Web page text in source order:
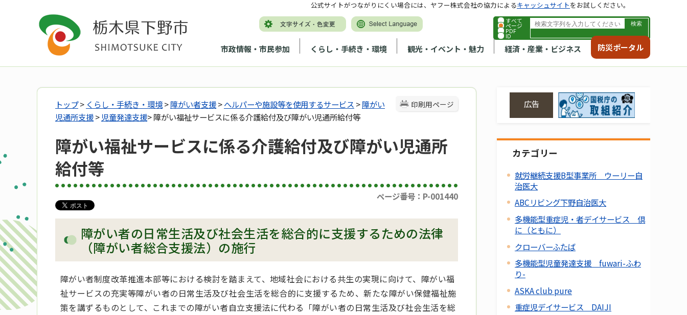
すべて
ページ
PDF
ID
市政情報・市民参加 くらし・手続き・環境 観光・イベント・魅力 経済・産業・ビジネス 防災ポータル
公式サイトがつながりにくい場合には、ヤフー株式会社の協力によるキャッシュサイトをお試しください。
印刷用ページ
トップ> くらし・手続き・環境>障がい者支援>へルパーや施設等を使用するサービス >障がい
児通所支援> 児童発達支援> 障がい福祉サービスに係る介護給付及び障がい児通所給付等
障がい福祉サービスに係る介護給付及び障がい児通所
給付等
ページ番号：P-001440
障がい者の日常生活及び社会生活を総合的に支援するための法律
（障がい者総合支援法）の施行
障がい者制度改革推進本部等における検討を踏まえて、地域社会における共生の実現に向けて、障がい福
祉サービスの充実等障がい者の日常生活及び社会生活を総合的に支援するため、新たな障がい保健福祉施
策を講ずるものとして、これまでの障がい者自立支援法に代わる「障がい者の日常生活及び社会生活を総
広告
カテゴリー
就労継続支援B型事業所 ウーリー自
治医大
ABCリビング下野自治医大
多機能型重症児・者デイサービス 倶
に（ともに）
クローバーふたば
多機能型児童発達支援 fuwari-ふわ
り-
ASKA club pure
重症児デイサービス DAIJI